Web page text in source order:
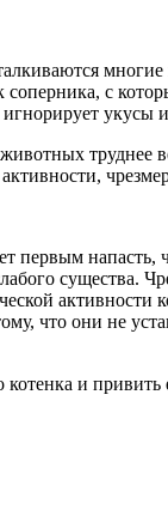
с
игнорирует
труднее
первым
существа.
активности
что они не
котенка и